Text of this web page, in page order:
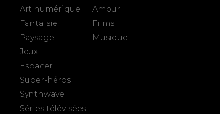
sur
la
page
du
produit
sur
Art numérique
Fantaisie
Paysage
Jeux
Amour
Films
Musique
Espacer
Super-héros
Synthwave
Séries télévisées